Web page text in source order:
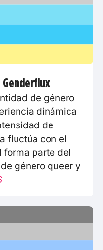
Genderflux
de género
dinámica
de
fluctúa con el
forma parte del
género queer y